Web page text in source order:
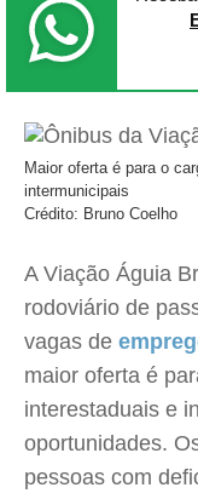
Maior oferta é para o
intermunicipais
Crédito: Bruno Coelho
A Viação Águia
rodoviário de
vagas de
maior oferta é
interestaduais e
oportunidades.
pessoas com